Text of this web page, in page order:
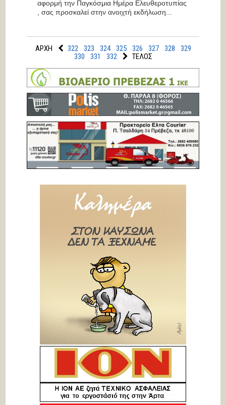
αφορμή την Παγκόσμια Ημέρα Ελευθεροτυπίας
, σας προσκαλεί στην ανοιχτή εκδήλωση...
ΑΡΧΗ 322 323 324 325 326 327 328
329
330
331 332 ΤΕΛΟΣ